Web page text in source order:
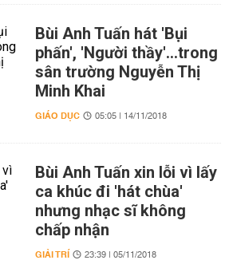
Bùi Anh Tuấn hát 'Bụi
phấn', 'Người thầy'...trong
sân trường Nguyễn Thị
Minh Khai
GIÁO DỤC 05:05 | 14/11/2018
Bùi Anh Tuấn xin lỗi vì lấy
ca khúc đi 'hát chùa'
nhưng nhạc sĩ không
chấp nhận
GIẢI TRÍ 23:39 | 05/11/2018